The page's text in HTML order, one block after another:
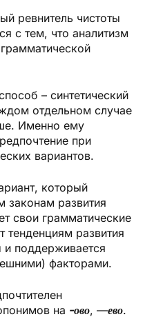
ревнитель чистоты
с тем, что аналитизм
– синтетический
отдельном случае
Именно ему
при
вариантов.
который
законам развития
свои грамматические
тенденциям развития
и поддерживается
факторами.
на -ово, —ево.